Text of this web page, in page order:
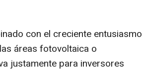
con el creciente entusiasmo
áreas fotovoltaica o
justamente para inversores